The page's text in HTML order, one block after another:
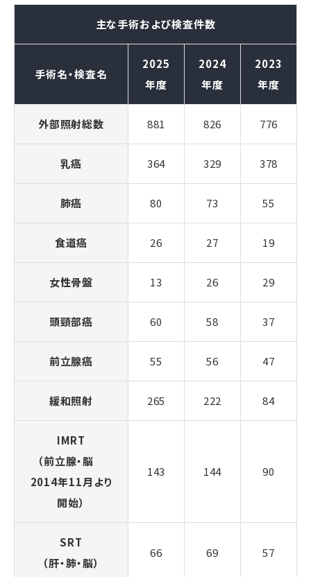
主な手術および検査件数
手術名・検査名
2025
年度
2024
年度
2023
年度
外部照射総数 881 826 776
乳癌 364 329 378
肺癌 80 73 55
食道癌 26 27 19
女性骨盤 13 26 29
頭頸部癌 60 58 37
前立腺癌 55 56 47
緩和照射 265 222 84
IMRT
（前立腺・脳
2014年11月より
開始）
143 144 90
SRT
（肝・肺・脳）
66 69 57